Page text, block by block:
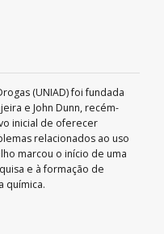
(UNIAD) foi fundada
e John Dunn, recém-
inicial de oferecer
relacionados ao uso
marcou o início de uma
e à formação de
química.